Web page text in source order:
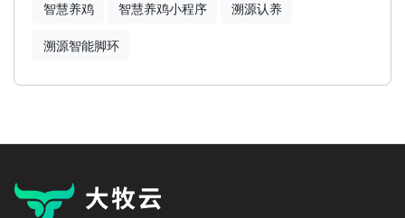
智慧养鸡 智慧养鸡小程序 溯源认养
溯源智能脚环